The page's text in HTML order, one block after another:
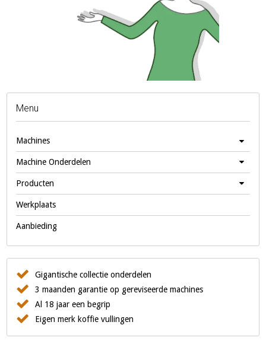
Menu
Machines
Machine Onderdelen
Producten
Werkplaats
Aanbieding
Gigantische collectie onderdelen
3 maanden garantie op gereviseerde machines
Al 18 jaar een begrip
Eigen merk koffie vullingen